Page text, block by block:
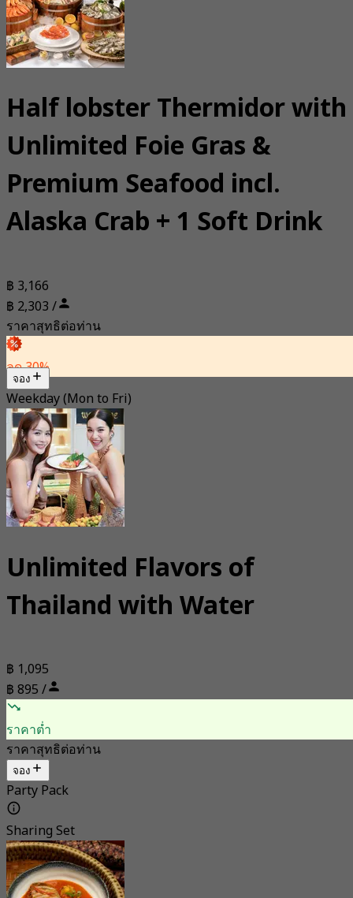
Half lobster Thermidor with
Unlimited Foie Gras &
Premium Seafood incl.
Alaska Crab + 1 Soft Drink
฿ 3,166
฿ 2,303 /
ราคาสุทธิต่อท่าน
ลด 30%
จอง
Weekday (Mon to Fri)
Unlimited Flavors of
Thailand with Water
฿ 1,095
฿ 895 /
ราคาต่ำ
ราคาสุทธิต่อท่าน
จอง
Party Pack
Sharing Set